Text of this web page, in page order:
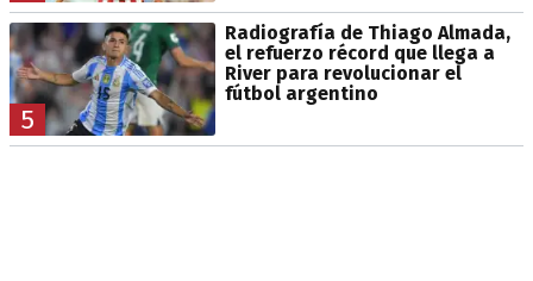
5
Radiografía de Thiago Almada,
el refuerzo récord que llega a
River para revolucionar el
fútbol argentino